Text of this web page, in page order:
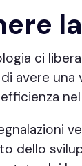
ci
avere una
dello